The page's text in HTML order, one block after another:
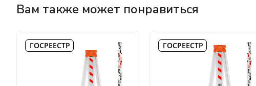
Вам также может понравиться
ГОСРЕЕСТР ГОСРЕЕСТР